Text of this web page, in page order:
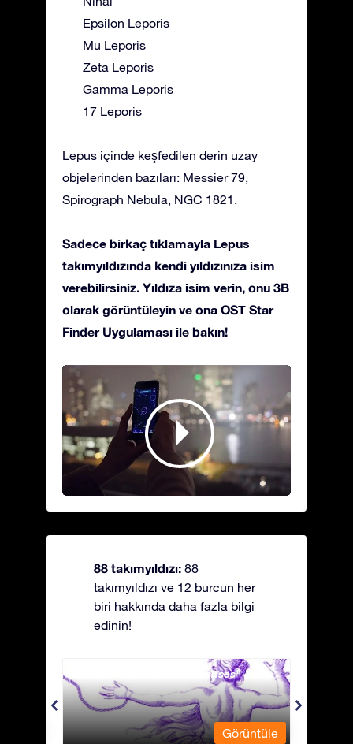
Epsilon Leporis
Mu Leporis
Zeta Leporis
Gamma Leporis
17 Leporis
Lepus içinde keşfedilen derin uzay
objelerinden bazıları: Messier 79,
Spirograph Nebula, NGC 1821.
Sadece birkaç tıklamayla Lepus
takımyıldızında kendi yıldızınıza isim
verebilirsiniz. Yıldıza isim verin, onu 3B
olarak görüntüleyin ve ona OST Star
Finder Uygulaması ile bakın!
88 takımyıldızı: 88
takımyıldızı ve 12 burcun her
biri hakkında daha fazla bilgi
edinin!
Andromeda - Zincirli Prenses
Görüntüle